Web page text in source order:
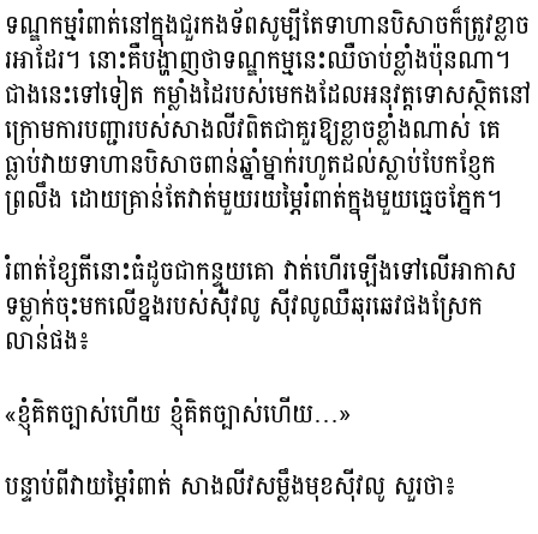
ទណ្ឌកម្មរំពាត់នៅក្នុងជួរកងទ័ពសូម្បីតែទាហានបិសាចក៏ត្រូវខ្លាច
រអាដែរ។ នោះគឺបង្ហាញថាទណ្ឌកម្មនេះឈឺចាប់ខ្លាំងប៉ុនណា។
ជាងនេះទៅទៀត កម្លាំងដៃរបស់មេកងដែលអនុវត្តទោសស្ថិតនៅ
ក្រោមការបញ្ជារបស់សាងលីវពិតជាគួរឱ្យខ្លាចខ្លាំងណាស់ គេ
ធ្លាប់វាយទាហានបិសាចពាន់ឆ្នាំម្នាក់រហូតដល់ស្លាប់បែកខ្ញែក
ព្រលឹង ដោយគ្រាន់តែវាត់មួយរយម្ភៃរំពាត់ក្នុងមួយធ្មេចភ្នែក។
រំពាត់ខ្សែតីនោះធំដូចជាកន្ទុយគោ វាត់ហើរឡើងទៅលើអាកាស
ទម្លាក់ចុះមកលើខ្នងរបស់ស៊ីវលូ ស៊ីវលូឈឺឆុរឆេវផងស្រែក
លាន់ផង៖
«ខ្ញុំគិតច្បាស់ហើយ ខ្ញុំគិតច្បាស់ហើយ…»
បន្ទាប់ពីវាយម្ភៃរំពាត់ សាងលីវសម្លឹងមុខស៊ីវលូ សួរថា៖